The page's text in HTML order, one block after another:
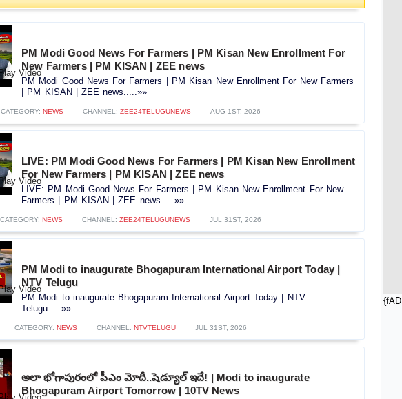
PM Modi Good News For Farmers | PM Kisan New Enrollment For
New Farmers | PM KISAN | ZEE news
PM Modi Good News For Farmers | PM Kisan New Enrollment For New Farmers
| PM KISAN | ZEE news.....»»
CATEGORY: NEWS CHANNEL: ZEE24TELUGUNEWS AUG 1ST, 2026
LIVE: PM Modi Good News For Farmers | PM Kisan New Enrollment
For New Farmers | PM KISAN | ZEE news
LIVE: PM Modi Good News For Farmers | PM Kisan New Enrollment For New
Farmers | PM KISAN | ZEE news.....»»
CATEGORY: NEWS CHANNEL: ZEE24TELUGUNEWS JUL 31ST, 2026
PM Modi to inaugurate Bhogapuram International Airport Today |
NTV Telugu
PM Modi to inaugurate Bhogapuram International Airport Today | NTV
Telugu.....»»
CATEGORY: NEWS CHANNEL: NTVTELUGU JUL 31ST, 2026
అలా భోగాపురంలో పీఎం మోదీ..షెడ్యూల్ ఇదే! | Modi to inaugurate
Bhogapuram Airport Tomorrow | 10TV News